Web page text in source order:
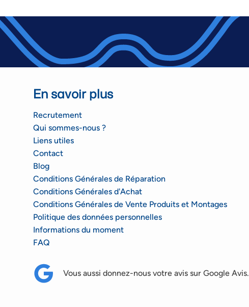
En savoir plus
Recrutement
Qui sommes-nous ?
Liens utiles
Contact
Blog
Conditions Générales de Réparation
Conditions Générales d'Achat
Conditions Générales de Vente Produits et Montages
Politique des données personnelles
Informations du moment
FAQ
Vous aussi donnez-nous votre avis sur Google Avis.